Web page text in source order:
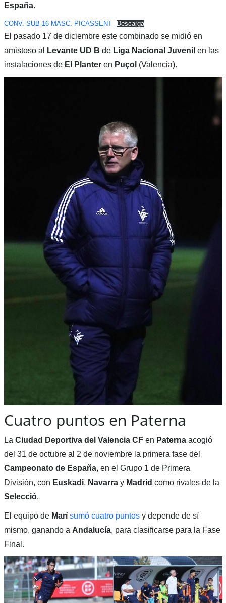
España.
CONV. SUB-16 MASC. PICASSENT Descarga
El pasado 17 de diciembre este combinado se midió en
amistoso al
Levante UD B de Liga Nacional Juvenil en las
instalaciones de El Planteren Puçol (Valencia).
Cuatro puntos en Paterna
La Ciudad Deportiva del Valencia CFen Paternaacogió
del 31 de octubre al 2 de noviembre la primera fase del
Campeonato de España, en el Grupo 1 de Primera
División, con Euskadi, Navarray Madrid como rivales de la
Selecció.
El equipo de Marísumó cuatro puntos y depende de sí
mismo, ganando a Andalucía, para clasificarse para la Fase
Final.